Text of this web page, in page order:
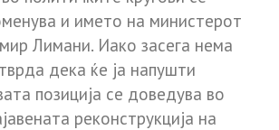
и името на министерот
Лимани. Иако засега нема
дека ќе ја напушти
позиција се доведува во
реконструкција на